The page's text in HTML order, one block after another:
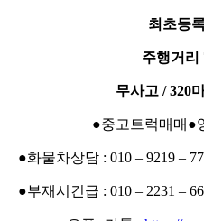
최초등
주행거리
무사고 / 320
●중고트럭매매●
●화물차상담 : 010 – 9219 –
●부재시긴급 : 010 – 2231 –